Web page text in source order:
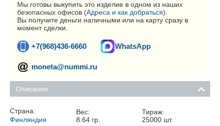
Мы готовы выкупить это изделие в одном из наших
безопасных офисов (Адреса и как добраться).
Вы получите деньги наличными или на карту сразу в
момент сделки.
+7(968)436-6660 WhatsApp
moneta@nummi.ru
Описание
Страна:
Финляндия
Вес:
8.64гр.
Тираж:
25000 шт.